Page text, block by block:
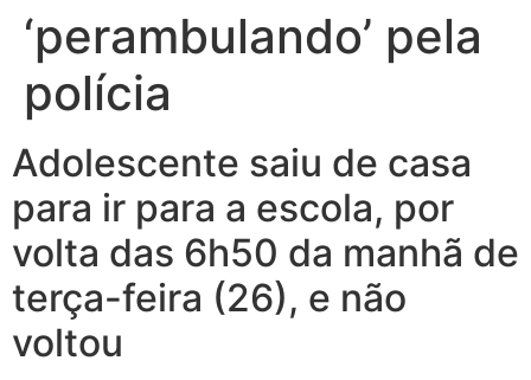
‘perambulando’ pela
polícia
Adolescente saiu de casa
para ir para a escola, por
volta das 6h50 da manhã de
terça-feira (26), e não
voltou